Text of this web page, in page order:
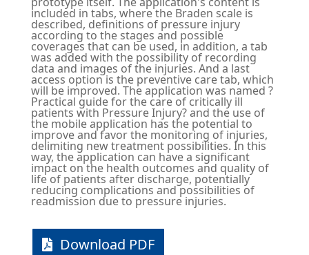
included in tabs, where the Braden scale is
described, definitions of pressure injury
according to the stages and possible
coverages that can be used, in addition, a tab
was added with the possibility of recording
data and images of the injuries. And a last
access option is the preventive care tab, which
will be improved. The application was named ?
Practical guide for the care of critically ill
patients with Pressure Injury? and the use of
the mobile application has the potential to
improve and favor the monitoring of injuries,
delimiting new treatment possibilities. In this
way, the application can have a significant
impact on the health outcomes and quality of
life of patients after discharge, potentially
reducing complications and possibilities of
readmission due to pressure injuries.
Download PDF